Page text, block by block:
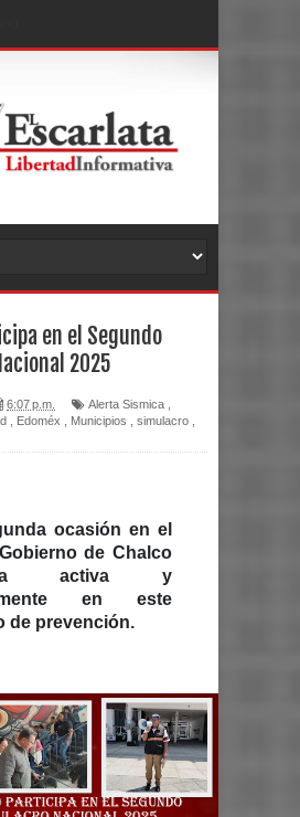
en el Segundo
2025
6:07 p.m. Alerta Sismica
Edoméx Municipios simulacro
ocasión en el
de Chalco
activa y
en este
de prevención.